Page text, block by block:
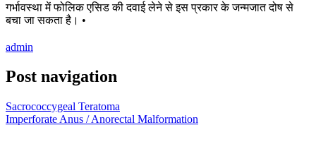
गर्भावस्था में फोलिक एसिड की दवाई लेने से इस प्रकार के जन्मजात दोष से
बचा जा सकता है। •
admin
Post navigation
Sacrococcygeal Teratoma
Imperforate Anus / Anorectal Malformation